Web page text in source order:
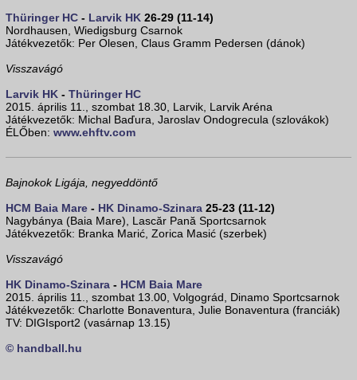
Thüringer HC - Larvik HK 26-29 (11-14)
Nordhausen, Wiedigsburg Csarnok
Játékvezetők: Per Olesen, Claus Gramm Pedersen (dánok)
Visszavágó
Larvik HK - Thüringer HC
2015. április 11., szombat 18.30, Larvik, Larvik Aréna
Játékvezetők: Michal Baďura, Jaroslav Ondogrecula (szlovákok)
ÉLŐben: www.ehftv.com
Bajnokok Ligája, negyeddöntő
HCM Baia Mare - HK Dinamo-Szinara 25-23 (11-12)
Nagybánya (Baia Mare), Lascăr Pană Sportcsarnok
Játékvezetők: Branka Marić, Zorica Masić (szerbek)
Visszavágó
HK Dinamo-Szinara - HCM Baia Mare
2015. április 11., szombat 13.00, Volgográd, Dinamo Sportcsarnok
Játékvezetők: Charlotte Bonaventura, Julie Bonaventura (franciák)
TV: DIGIsport2 (vasárnap 13.15)
© handball.hu